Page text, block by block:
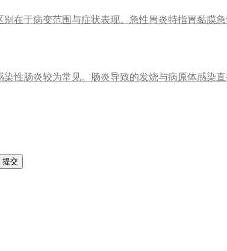
在于病变范围与症状表现。急性胃炎特指胃黏膜
染性肠炎较为常见。肠炎导致的发烧与病原体感染
提交